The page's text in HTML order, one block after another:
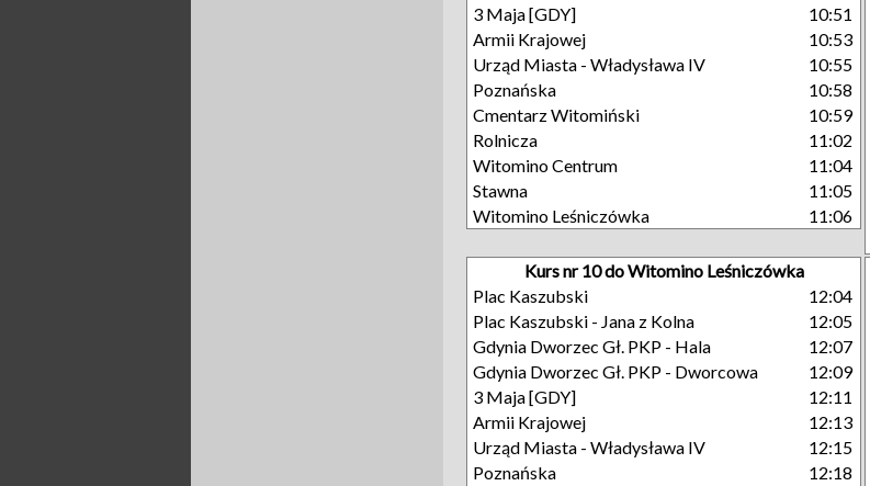
3 Maja [GDY]
10:51
Armii Krajowej
10:53
Urząd Miasta - Władysława IV
10:55
Poznańska
10:58
Cmentarz Witomiński
10:59
Rolnicza
11:02
Witomino Centrum
11:04
Stawna
11:05
Witomino Leśniczówka
11:06
Kurs nr 10 do Witomino Leśniczówka
Plac Kaszubski
12:04
Plac Kaszubski - Jana z Kolna
12:05
Gdynia Dworzec Gł. PKP - Hala
12:07
Gdynia Dworzec Gł. PKP - Dworcowa
12:09
3 Maja [GDY]
12:11
Armii Krajowej
12:13
Urząd Miasta - Władysława IV
12:15
Poznańska
12:18